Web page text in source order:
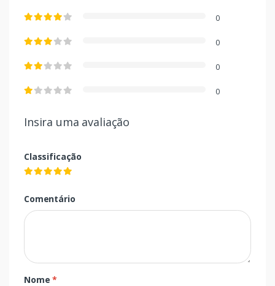
0
0
0
0
Insira uma avaliação
Classificação
Comentário
Nome*